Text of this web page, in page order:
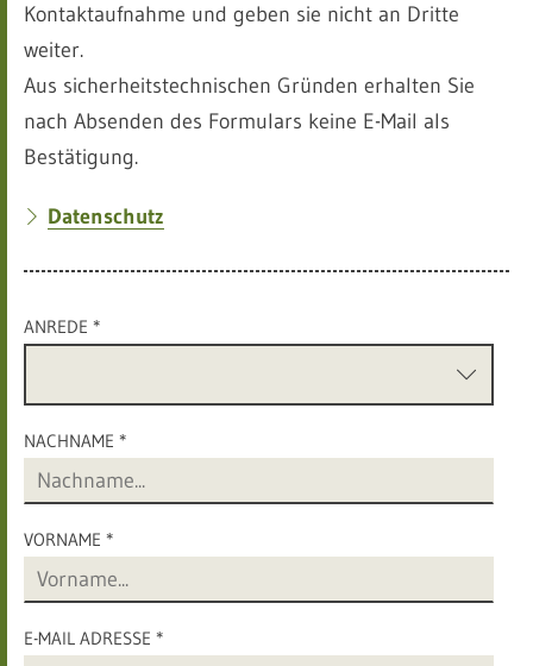
Kontaktaufnahme und geben sie nicht an Dritte
weiter.
Aus sicherheitstechnischen Gründen erhalten Sie
nach Absenden des Formulars keine E-Mail als
Bestätigung.
Datenschutz
ANREDE *
NACHNAME *
VORNAME *
E-MAIL ADRESSE *